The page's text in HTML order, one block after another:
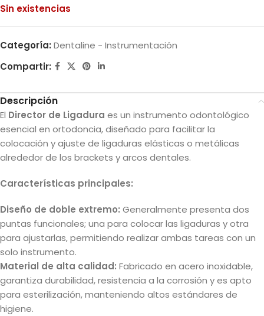
Sin existencias
Categoría: Dentaline - Instrumentación
Compartir:
Descripción
El Director de Ligadura es un instrumento odontológico
esencial en ortodoncia, diseñado para facilitar la
colocación y ajuste de ligaduras elásticas o metálicas
alrededor de los brackets y arcos dentales.
Características principales:
Diseño de doble extremo: Generalmente presenta dos
puntas funcionales; una para colocar las ligaduras y otra
para ajustarlas, permitiendo realizar ambas tareas con un
solo instrumento.
Material de alta calidad: Fabricado en acero inoxidable,
garantiza durabilidad, resistencia a la corrosión y es apto
para esterilización, manteniendo altos estándares de
higiene.